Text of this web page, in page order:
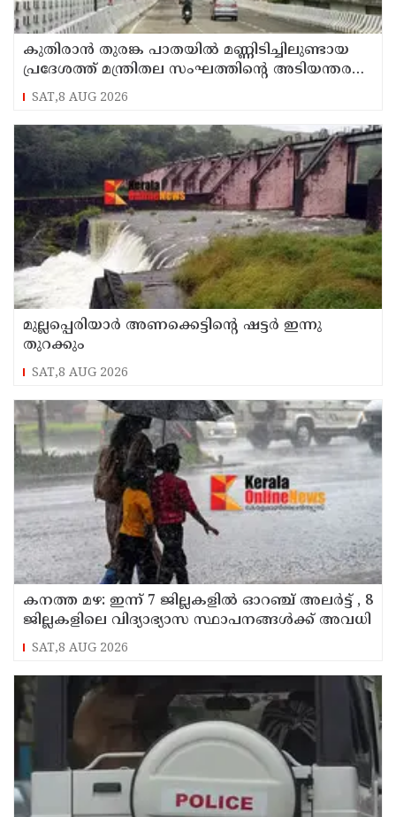
കുതിരാന്‍ തുരങ്ക പാതയില്‍ മണ്ണിടിച്ചിലുണ്ടായ
പ്രദേശത്ത് മന്ത്രിതല സംഘത്തിന്റെ അടിയന്തര
സന്ദര്‍ശനം
SAT,8 AUG 2026
മുല്ലപ്പെരിയാര്‍ അണക്കെട്ടിന്റെ ഷട്ടര്‍ ഇന്നു
തുറക്കും
SAT,8 AUG 2026
കനത്ത മഴ: ഇന്ന് 7 ജില്ലകളില്‍ ഓറഞ്ച് അലര്‍ട്ട് , 8
ജില്ലകളിലെ വിദ്യാഭ്യാസ സ്ഥാപനങ്ങള്‍ക്ക് അവധി
SAT,8 AUG 2026